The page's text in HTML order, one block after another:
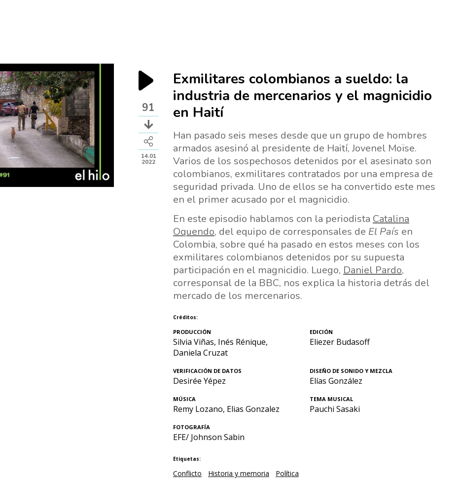
Exmilitares colombianos a sueldo: la
industria de mercenarios y el magnicidio
en Haití
Han pasado seis meses desde que un grupo de hombres
armados asesinó al presidente de Haití, Jovenel Moïse.
Varios de los sospechosos detenidos por el asesinato son
colombianos, exmilitares contratados por una empresa de
seguridad privada. Uno de ellos se ha convertido este mes
en el primer acusado por el magnicidio.
En este episodio hablamos con la periodista Catalina
Oquendo, del equipo de corresponsales de El País en
Colombia, sobre qué ha pasado en estos meses con los
exmilitares colombianos detenidos por su supuesta
participación en el magnicidio. Luego, Daniel Pardo,
corresponsal de la BBC, nos explica la historia detrás del
mercado de los mercenarios.
91
14.01
2022
Créditos:
PRODUCCIÓN
Silvia Viñas, Inés Rénique,
Daniela Cruzat
EDICIÓN
Eliezer Budasoff
VERIFICACIÓN DE DATOS
Desirée Yépez
DISEÑO DE SONIDO Y MEZCLA
Elías González
MÚSICA
Remy Lozano, Elias Gonzalez
TEMA MUSICAL
Pauchi Sasaki
FOTOGRAFÍA
EFE/ Johnson Sabin
Etiquetas:
Conflicto Historia y memoria Política